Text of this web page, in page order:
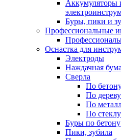
Аккумуляторы
Буры, пики и
Профессиональные
Оснастка для
Электроды
Наждачная
Сверла
По
По дереву
По
По
Буры по бетону
Пики, зубила